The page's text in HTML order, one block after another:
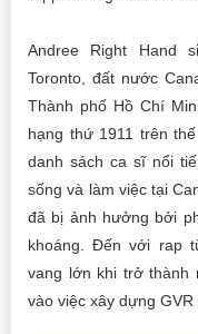
Andree Right Hand
Toronto, đất nước
Thành phố Hồ Chí
hạng thứ 1911 trên
danh sách ca sĩ nổi
sống và làm việc tại
đã bị ảnh hưởng bởi
khoáng. Đến với rap
vang lớn khi trở thành
vào việc xây dựng GVR